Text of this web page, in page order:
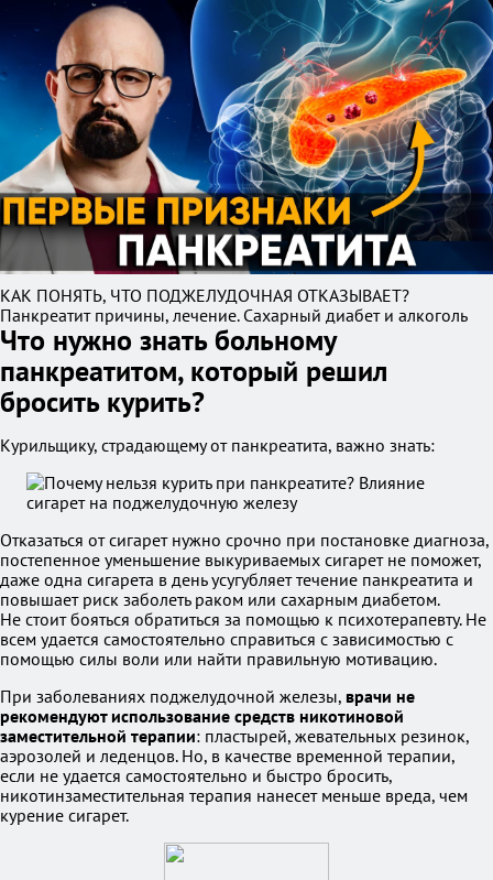
КАК ПОНЯТЬ, ЧТО ПОДЖЕЛУДОЧНАЯ ОТКАЗЫВАЕТ?
Панкреатит причины, лечение. Сахарный диабет и алкоголь
Что нужно знать больному
панкреатитом, который решил
бросить курить?
Курильщику, страдающему от панкреатита, важно знать:
Отказаться от сигарет нужно срочно при постановке диагноза,
постепенное уменьшение выкуриваемых сигарет не поможет,
даже одна сигарета в день усугубляет течение панкреатита и
повышает риск заболеть раком или сахарным диабетом.
Не стоит бояться обратиться за помощью к психотерапевту. Не
всем удается самостоятельно справиться с зависимостью с
помощью силы воли или найти правильную мотивацию.
При заболеваниях поджелудочной железы, врачи не
рекомендуют использование средств никотиновой
заместительной терапии: пластырей, жевательных резинок,
аэрозолей и леденцов. Но, в качестве временной терапии,
если не удается самостоятельно и быстро бросить,
никотинзаместительная терапия нанесет меньше вреда, чем
курение сигарет.